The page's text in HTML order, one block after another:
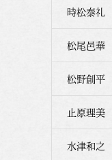
時松泰礼
松尾邑華
松野創平
止原理美
水津和之